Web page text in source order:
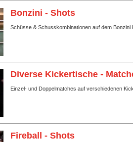
Bonzini - Shots
Schüsse & Schusskombinationen auf dem Bonzini
Diverse Kickertische -
Einzel- und Doppelmatches auf verschiedenen
Fireball - Shots